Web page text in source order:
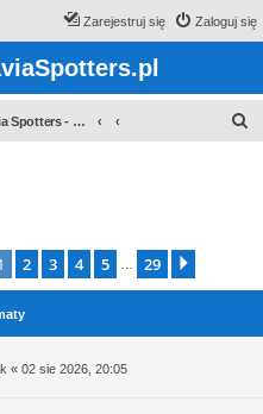
Zaloguj się
Zarejestruj się
Vratislavia Spotters - Wroclawska grupa spotterska
z29
2 3 4 5 29
« 02 sie 2026, 20:05